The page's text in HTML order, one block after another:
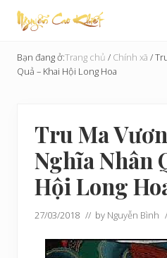
Menu
Skip
content
qua
sidebar
Tạo
Hoàn
Cầu
Bạn đang ở:Trang chủ / Chính xã /
Quả – Khai Hội Long Hoa
Tru Ma
Nghĩa Nhân
Hội Long
27/03/2018 // by Nguyễn Bình